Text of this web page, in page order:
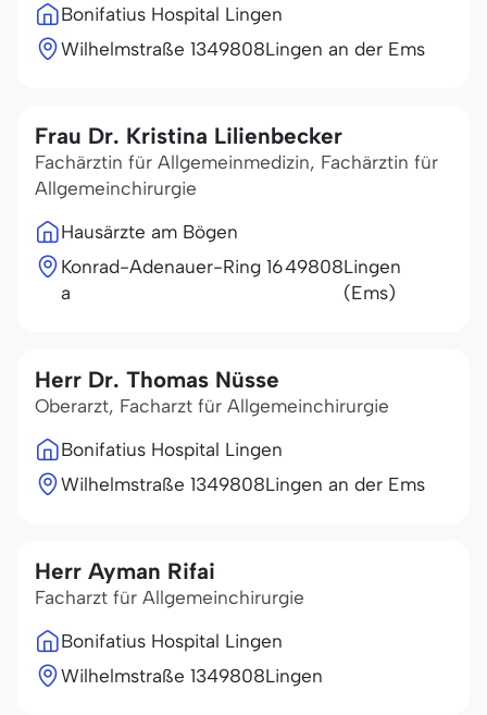
Bonifatius Hospital Lingen
Wilhelmstraße 1349808Lingen an der Ems
Frau Dr. Kristina Lilienbecker
Fachärztin für Allgemeinmedizin, Fachärztin für
Allgemeinchirurgie
Hausärzte am Bögen
Konrad-Adenauer-Ring 16
a
49808Lingen
(Ems)
Herr Dr. Thomas Nüsse
Oberarzt, Facharzt für Allgemeinchirurgie
Bonifatius Hospital Lingen
Wilhelmstraße 1349808Lingen an der Ems
Herr Ayman Rifai
Facharzt für Allgemeinchirurgie
Bonifatius Hospital Lingen
Wilhelmstraße 1349808Lingen